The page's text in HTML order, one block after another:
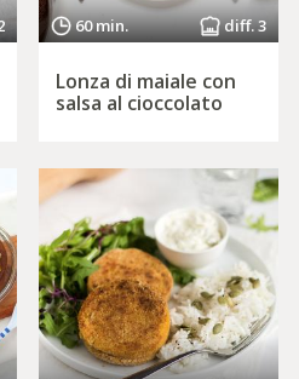
60 min. diff. 3
Lonza di maiale con
salsa al cioccolato